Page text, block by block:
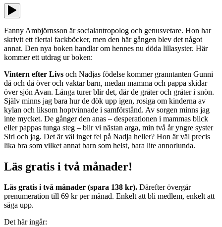
Fanny Ambjörnsson är socialantropolog och genusvetare. Hon har
skrivit ett flertal fackböcker, men den här gången blev det något
annat. Den nya boken handlar om hennes nu döda lillasyster. Här
kommer ett utdrag ur boken:
Vintern efter Livs och Nadjas födelse kommer granntanten Gunni
då och då över och vaktar barn, medan mamma och pappa skidar
över sjön Avan. Långa turer blir det, där de gråter och gråter i snön.
Själv minns jag bara hur de dök upp igen, rosiga om kinderna av
kylan och liksom hoptvinnade i samförstånd. Av sorgen minns jag
inte mycket. De gånger den anas – desperationen i mammas blick
eller pappas tunga steg – blir vi nästan arga, min två år yngre syster
Siri och jag. Det är väl inget fel på Nadja heller? Hon är väl precis
lika bra som vilket annat barn som helst, bara lite annorlunda.
Läs gratis i två månader!
Läs gratis i två månader (spara 138 kr). Därefter övergår
prenumeration till 69 kr per månad. Enkelt att bli medlem, enkelt att
säga upp.
Det här ingår: